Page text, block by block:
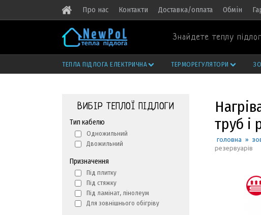
Про нас Контакти Доставка/оплата Обмін
Знайдете теплу
ТЕПЛА ПІДЛОГА ЕЛЕКТРИЧНА ТЕРМОРЕГУЛЯТОРИ
ВИБІР ТЕПЛОЇ ПІДЛОГИ
Тип кабелю
Одножильний
Двожильний
Призначення
Під плитку
Під стяжку
Під ламінат, лінолеум
Для зовнішнього обігріву
труб і
головна »
резервуарів